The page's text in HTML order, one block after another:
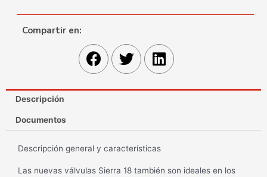
Compartir en:
Descripción
Documentos
Descripción general y características
Las nuevas válvulas Sierra 18 también son ideales en los